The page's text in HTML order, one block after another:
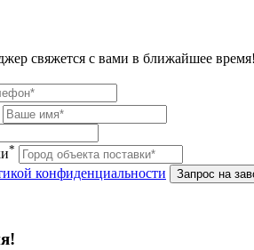
свяжется с вами в ближайшее
*
конфиденциальности